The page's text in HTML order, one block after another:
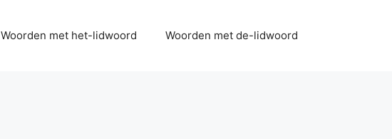
Woorden met het-lidwoord Woorden met de-lidwoord